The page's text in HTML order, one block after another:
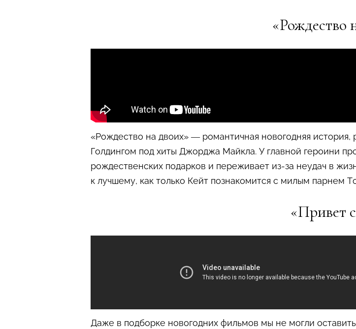
«Рождество
«Рождество на двоих» — романтичная новогодняя
Голдингом под хиты Джорджа Майкла. У главной героини
рождественских подарков и переживает из-за неудач в
к лучшему, как только Кейт познакомится с милым парнем
«Привет
Даже в подборке новогодних фильмов мы не могли